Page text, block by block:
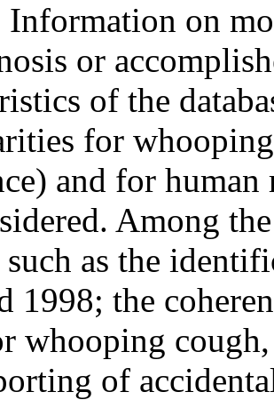
Information on
or
of the
for
and for
Among
as the
1998; the
whooping
of